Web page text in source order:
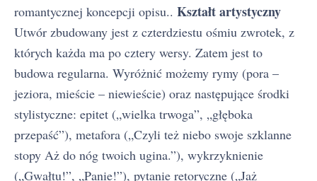
romantycznej koncepcji opisu.. Kształt artystyczny
Utwór zbudowany jest z czterdziestu ośmiu zwrotek, z
których każda ma po cztery wersy. Zatem jest to
budowa regularna. Wyróżnić możemy rymy (pora –
jeziora, mieście – niewieście) oraz następujące środki
stylistyczne: epitet („wielka trwoga”, „głęboka
przepaść”), metafora („Czyli też niebo swoje szklanne
stopy Aż do nóg twoich ugina.”), wykrzyknienie
(„Gwałtu!”, „Panie!”), pytanie retoryczne („Jaż